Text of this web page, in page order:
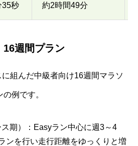
35秒 約2時間49分
週間プラン
組んだ中級者向け16週間マラソ
例です。
期）：Easyラン中心に週3～4
ンを行い走行距離をゆっくりと増